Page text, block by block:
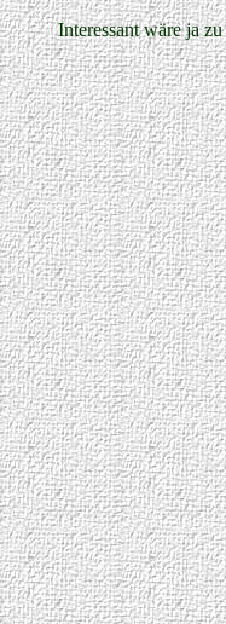
Interessant wäre ja